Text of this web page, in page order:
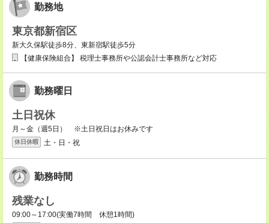
勤務地
東京都新宿区
新大久保駅徒歩8分、東新宿駅徒歩5分
【健康保険組合】 税理士事務所や公認会計士事務所など対応
勤務曜日
土日祝休
月～金（週5日） ※土日祝日はお休みです
休日休暇 土・日・祝
勤務時間
残業なし
09:00～17:00(実働7時間 休憩1時間)